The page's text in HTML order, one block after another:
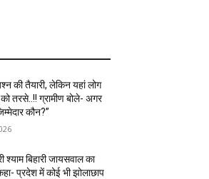
की तैयारी, लेकिन यहां लोग
तरसे..!! ग्रामीण बोले- अगर
कौन?”
श्याम बिहारी जायसवाल का
प्रदेश में कोई भी झोलाछाप